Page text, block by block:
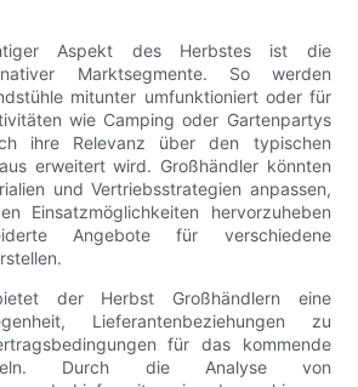
Aspekt des Herbstes ist die
Marktsegmente. So werden
mitunter umfunktioniert oder für
wie Camping oder Gartenpartys
ihre Relevanz über den typischen
erweitert wird. Großhändler könnten
und Vertriebsstrategien anpassen,
Einsatzmöglichkeiten hervorzuheben
Angebote für verschiedene
der Herbst Großhändlern eine
Lieferantenbeziehungen zu
für das kommende
Durch die Analyse von